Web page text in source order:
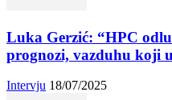
Luka Gerzić: “HPC
prognozi, vazduhu koji
Intervju 18/07/2025